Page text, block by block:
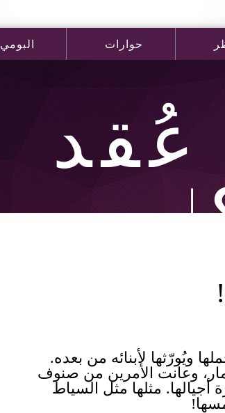
حوارات البومي
ويُورّثها لأبنائه من بعده.
وعانت الأمرين من صنوف
أجيالها. مثلها مثل السياط